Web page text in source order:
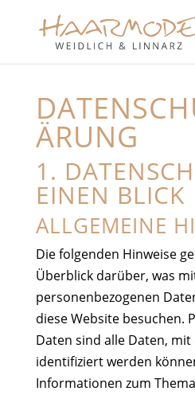
ÄRUNG
1.
EINEN BLICK
ALLGEMEINE
Die folgenden Hinweise
Überblick darüber, was
personenbezogenen
diese Website besuchen.
Daten sind alle Daten,
identifiziert werden
Informationen zum